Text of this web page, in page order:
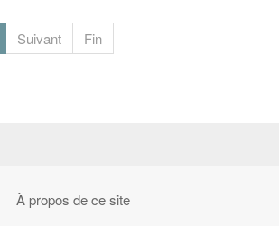
Suivant Fin
À propos de ce site